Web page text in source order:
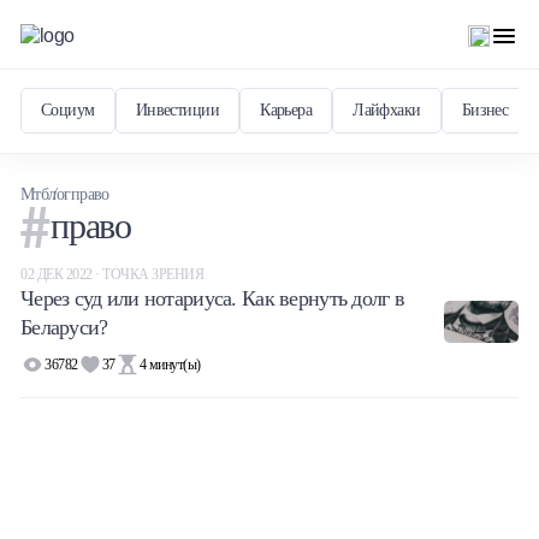
Социум Инвестиции Карьера Лайфхаки Бизнес
Мтблогправо
право
02 ДЕК 2022 · ТОЧКА ЗРЕНИЯ
Через суд или нотариуса. Как вернуть долг в
Беларуси?
36782 37 4минут(ы)